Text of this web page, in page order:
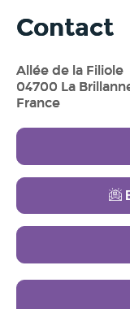
Contact
Allée de la Filiole
04700 La
France